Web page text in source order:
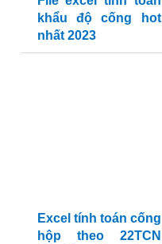
khẩu độ cống hot
nhất 2023
Excel tính toán cống
hộp theo 22TCN